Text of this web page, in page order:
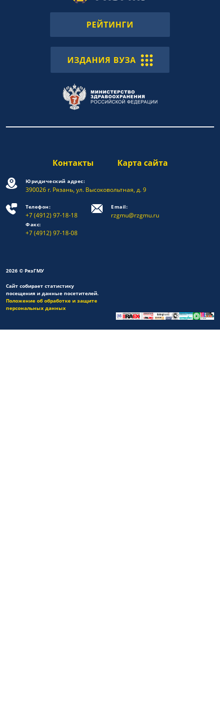
РЕЙТИНГИ
ИЗДАНИЯ ВУЗА
Контакты Карта сайта
Юридический адрес:
390026 г. Рязань, ул. Высоковольтная, д. 9
Телефон:
+7 (4912) 97-18-18
Факс:
+7 (4912) 97-18-08
Email:
rzgmu@rzgmu.ru
2026 © РязГМУ
Сайт собирает статистику
посещения и данные посетителей.
Положение об обработке и защите
персональных данных